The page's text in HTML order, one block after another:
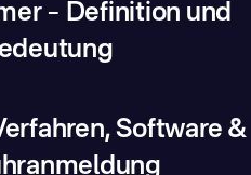
– Definition und
Software &